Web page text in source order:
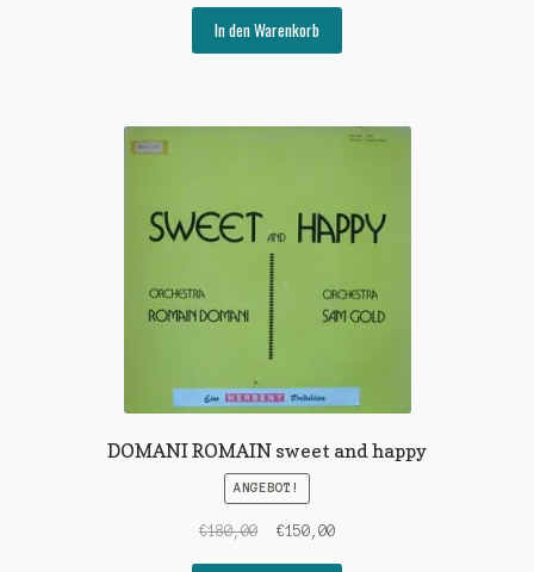
war:
€70,00
€50,00.
In den Warenkorb
DOMANI ROMAIN sweet and happy
ANGEBOT!
€180,00
Ursprünglicher
€150,00Aktueller